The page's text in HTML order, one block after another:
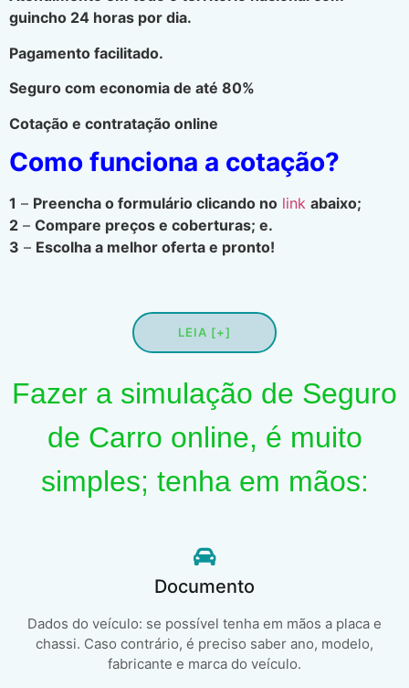
guincho 24 horas por dia.
Pagamento facilitado.
Seguro com economia de até 80%
Cotação e contratação online
Como funciona a cotação?
1 – Preencha o formulário clicando no link abaixo;
2 – Compare preços e coberturas; e.
3 – Escolha a melhor oferta e pronto!
LEIA [+]
Fazer a simulação de Seguro
de Carro online, é muito
simples; tenha em mãos:
Documento
Dados do veículo: se possível tenha em mãos a placa e
chassi. Caso contrário, é preciso saber ano, modelo,
fabricante e marca do veículo.